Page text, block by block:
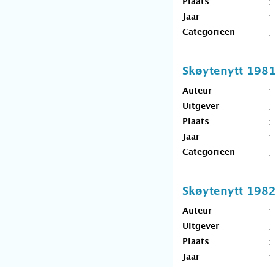
Plaats
Jaar
Categorieën
Skøytenytt 1981
Auteur
Uitgever
Plaats
Jaar
Categorieën
Skøytenytt 1982
Auteur
Uitgever
Plaats
Jaar